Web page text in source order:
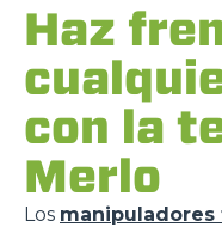
Haz
con la
Merlo
Los